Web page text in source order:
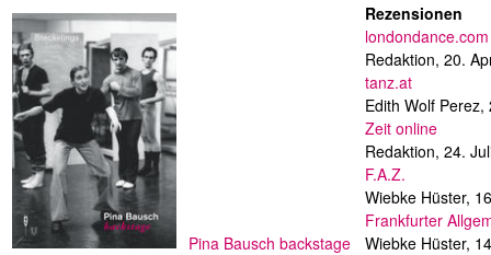
Pina Bausch backstage
Rezensionen
londondance.com
Redaktion, 20.
tanz.at
Edith Wolf Perez,
Zeit online
Redaktion, 24.
F.A.Z.
Wiebke Hüster,
Frankfurter
Wiebke Hüster,